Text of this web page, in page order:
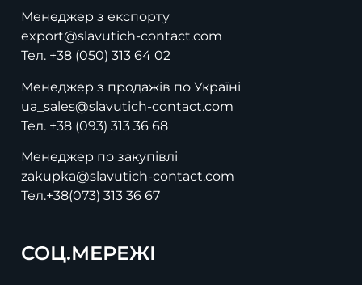
Менеджер з експорту
export@slavutich-contact.com
Тел. +38 (050) 313 64 02
Менеджер з продажів по Україні
ua_sales@slavutich-contact.com
Тел. +38 (093) 313 36 68
Менеджер по закупівлі
zakupka@slavutich-contact.com
Тел.+38(073) 313 36 67
СОЦ.МЕРЕЖІ